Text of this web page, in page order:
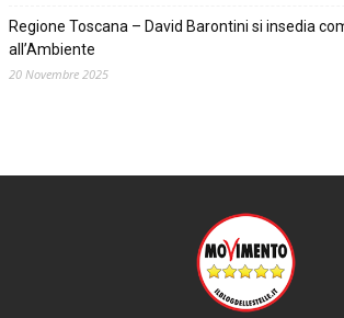
Regione Toscana – David Barontini si insedia
all’Ambiente
20 Novembre 2025